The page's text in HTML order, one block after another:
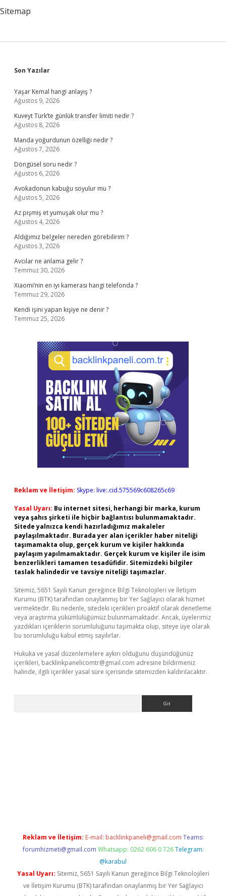
Sitemap
Sidebar
Son Yazılar
Yaşar Kemal hangi anlayış ?
Ağustos 9, 2026
Kuveyt Türk’te günlük transfer limiti nedir ?
Ağustos 8, 2026
Manda yoğurdunun özelliği nedir ?
Ağustos 7, 2026
Döngüsel soru nedir ?
Ağustos 6, 2026
Avokadonun kabuğu soyulur mu ?
Ağustos 5, 2026
Az pişmiş et yumuşak olur mu ?
Ağustos 4, 2026
Aldığımız belgeler nereden görebilirim ?
Ağustos 3, 2026
Avcılar ne anlama gelir ?
Temmuz 30, 2026
Xiaomi’nin en iyi kamerası hangi telefonda ?
Temmuz 29, 2026
Kendi işini yapan kişiye ne denir ?
Temmuz 25, 2026
Reklam ve İletişim: Skype: live:.cid.575569c608265c69
Yasal Uyarı: Bu internet sitesi, herhangi bir marka, kurum
veya şahıs şirketi ile hiçbir bağlantısı bulunmamaktadır.
Sitede yalnızca kendi hazırladığımız makaleler
paylaşılmaktadır. Burada yer alan içerikler haber niteliği
taşımamakta olup, gerçek kurum ve kişiler hakkında
paylaşım yapılmamaktadır. Gerçek kurum ve kişiler ile isim
benzerlikleri tamamen tesadüfidir. Sitemizdeki bilgiler
taslak halindedir ve tavsiye niteliği taşımazlar.
Sitemiz, 5651 Sayılı Kanun gereğince Bilgi Teknolojileri ve İletişim
Kurumu (BTK) tarafından onaylanmış bir Yer Sağlayıcı olarak hizmet
vermektedir. Bu nedenle, sitedeki içerikleri proaktif olarak denetleme
veya araştırma yükümlülüğümüz bulunmamaktadır. Ancak, üyelerimiz
yazdıkları içeriklerin sorumluluğunu taşımakta olup, siteye üye olarak
bu sorumluluğu kabul etmiş sayılırlar.
Hukuka ve yasal düzenlemelere aykırı olduğunu düşündüğünüz
içerikleri, backlinkpanelicomtr@gmail.com adresine bildirmeniz
halinde, ilgili içerikler yasal süre içerisinde sitemizden kaldırılacaktır.
Reklam ve İletişim: E-mail: backlinkpaneli@gmail.com Teams:
forumhizmeti@gmail.com Whatsapp: 0262 606 0 726 Telegram:
@karabul
Yasal Uyarı: Sitemiz, 5651 Sayılı Kanun gereğince Bilgi Teknolojileri
ve İletişim Kurumu (BTK) tarafından onaylanmış bir Yer Sağlayıcı